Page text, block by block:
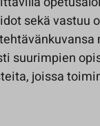
sekä vastuu
suurimpien
joissa